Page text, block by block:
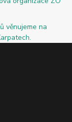
věnujeme na